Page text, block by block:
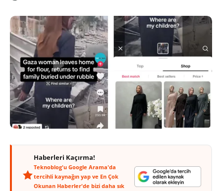
Haberleri Kaçırma!
Teknoblog'u Google Arama'da
tercihli kaynağın yap ve En Çok
Okunan Haberler'de bizi daha sık